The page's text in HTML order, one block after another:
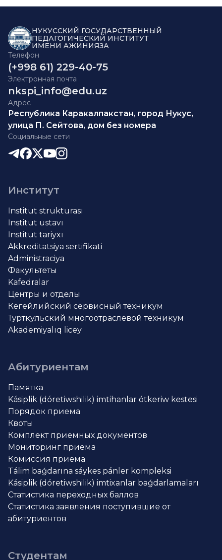
НУКУССКИЙ ГОСУДАРСТВЕННЫЙ
ПЕДАГОГИЧЕСКИЙ ИНСТИТУТ
ИМЕНИ АЖИНИЯЗА
Телефон
(+998 61) 229-40-75
Электронная почта
nkspi_info@edu.uz
Адрес
Республика Каракалпакстан, город Нукус,
улица П. Сейтова, дом без номера
Социальные сети
Институт
Institut strukturası
Institut ustavı
Institut tariyxı
Akkreditatsiya sertifikati
Administraciya
Факультеты
Kafedralar
Центры и отделы
Кегейлийский сервисный техникум
Турткульский многоотраслевой техникум
Akademiyalıq licey
Абитуриентам
Памятка
Kásiplik (dóretiwshilik) imtihanlar ótkeriw kestesi
Порядок приема
Квоты
Комплект приемных документов
Мониторинг приема
Комиссия приема
Tálim baǵdarına sáykes pánler kompleksi
Kásiplik (dóretiwshilik) imtixanlar baǵdarlamaları
Статистика переходных баллов
Статистика заявления поступившие от
абитуриентов
Студентам